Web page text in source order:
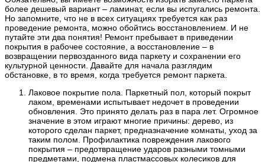
более дешевый вариант – ламинат, если вы испугались ремонта.
Но запомните, что не в всех ситуациях требуется как раз
проведение ремонта, можно обойтись восстановлением. И не
путайте эти два понятия! Ремонт пребывает в приведении
покрытия в рабочее состояние, а восстановление – в
возвращении первозданного вида паркету и сохранении его
культурной ценности. Давайте для начала разглядим
обстановке, в то время, когда требуется ремонт паркета.
Лаковое покрытие пола. Паркетный пол, который покрыт
лаком, временами испытывает недочет в проведении
обновления. Это принято делать раз в пара лет. Огромное
значение в этом играют многие причины: дерево, из
которого сделан паркет, предназначение комнаты, уход за
таким полом. Профилактика повреждения лакового
покрытия – предотвращение ударов разными томными
предметами, подмена пластмассовых колесиков для